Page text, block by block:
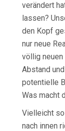
verändert
lassen?
den Kopf
nur neue
völlig
Abstand
potentielle
Was macht
Vielleicht
nach innen